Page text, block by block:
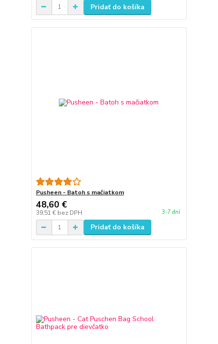
Pridať do košíka
Pusheen - Batoh s mačiatkom
48,60 €
39,51 € bez DPH 3-7 dní
Pridať do košíka